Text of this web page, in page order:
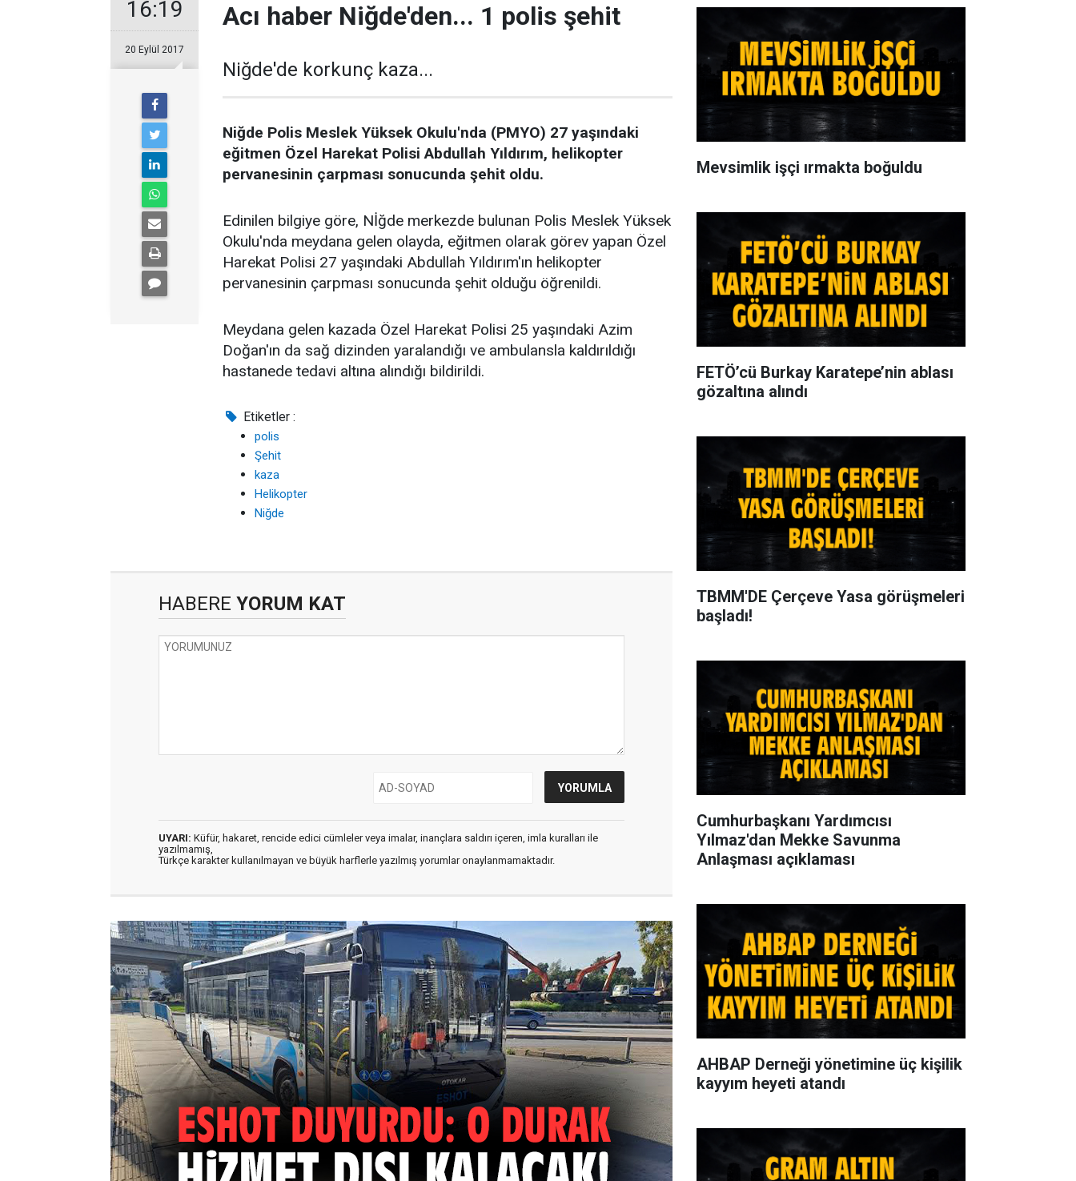
16:19
20 Eylül 2017
Acı haber Niğde'den... 1 polis şehit
Niğde'de korkunç kaza...
Niğde Polis Meslek Yüksek Okulu'nda (PMYO) 27 yaşındaki
eğitmen Özel Harekat Polisi Abdullah Yıldırım, helikopter
pervanesinin çarpması sonucunda şehit oldu.
Edinilen bilgiye göre, Nİğde merkezde bulunan Polis Meslek Yüksek
Okulu'nda meydana gelen olayda, eğitmen olarak görev yapan Özel
Harekat Polisi 27 yaşındaki Abdullah Yıldırım'ın helikopter
pervanesinin çarpması sonucunda şehit olduğu öğrenildi.
Meydana gelen kazada Özel Harekat Polisi 25 yaşındaki Azim
Doğan'ın da sağ dizinden yaralandığı ve ambulansla kaldırıldığı
hastanede tedavi altına alındığı bildirildi.
Etiketler :
polis
Şehit
kaza
Helikopter
Niğde
HABERE YORUM KAT
UYARI: Küfür, hakaret, rencide edici cümleler veya imalar, inançlara saldırı içeren, imla kuralları ile
yazılmamış,
Türkçe karakter kullanılmayan ve büyük harflerle yazılmış yorumlar onaylanmamaktadır.
Mevsimlik işçi ırmakta boğuldu
FETÖ’cü Burkay Karatepe’nin ablası
gözaltına alındı
TBMM'DE Çerçeve Yasa görüşmeleri
başladı!
Cumhurbaşkanı Yardımcısı
Yılmaz'dan Mekke Savunma
Anlaşması açıklaması
AHBAP Derneği yönetimine üç kişilik
kayyım heyeti atandı